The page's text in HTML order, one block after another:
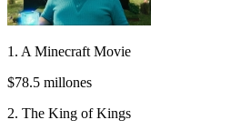
1. A Minecraft Movie
$78.5 millones
2. The King of Kings